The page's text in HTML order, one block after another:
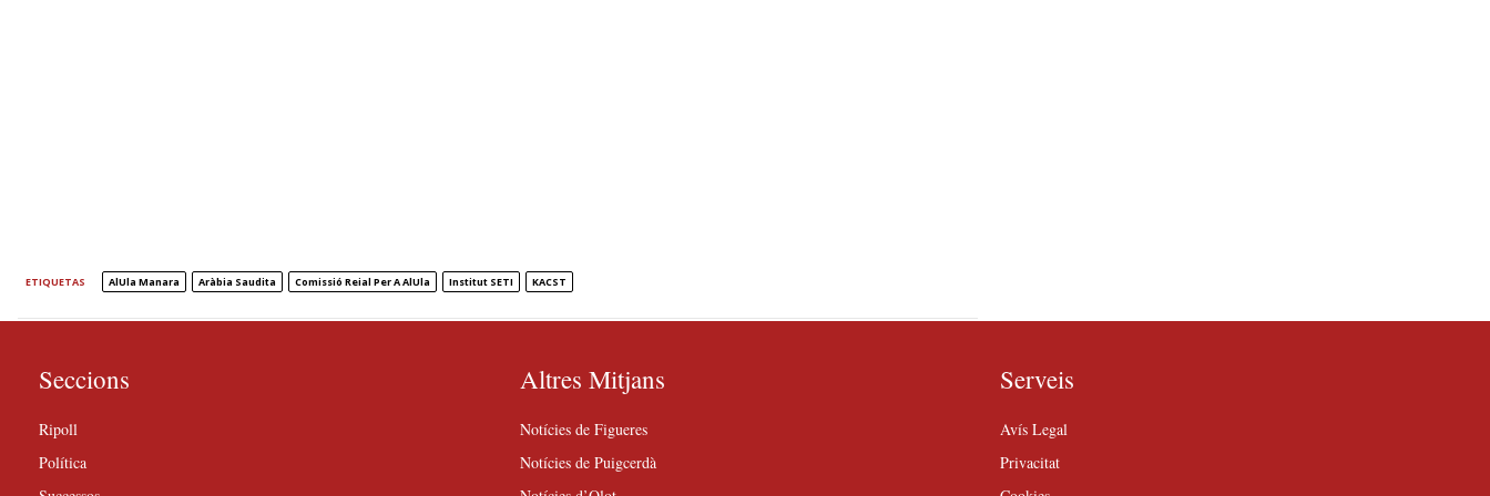
ETIQUETAS AlUla Manara Aràbia Saudita Comissió Reial Per A AlUla Institut SETI KACST
Seccions
Ripoll
Política
Altres Mitjans
Notícies de Figueres
Notícies de Puigcerdà
Serveis
Avís Legal
Privacitat